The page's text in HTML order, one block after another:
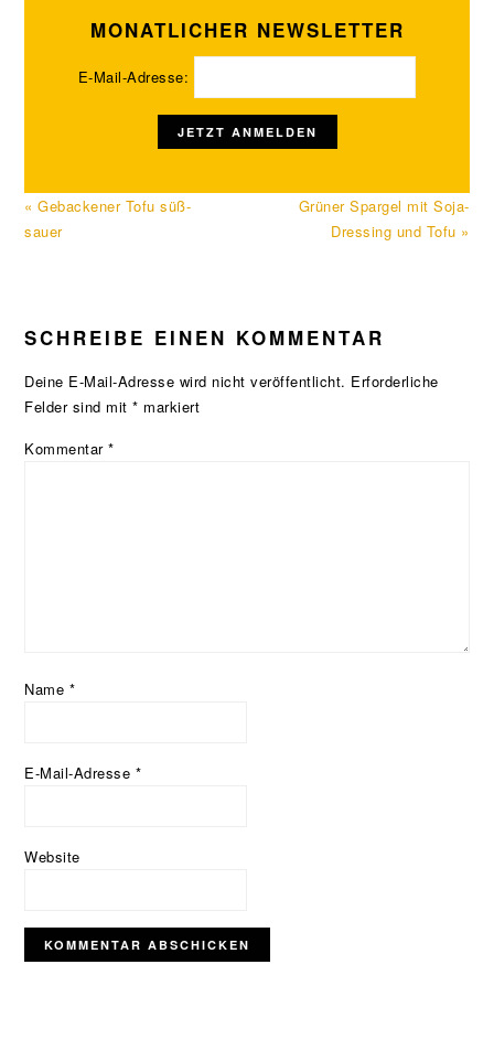
MONATLICHER NEWSLETTER
E-Mail-Adresse:
Vorheriger
Beitrag:
« Gebackener Tofu süß-
sauer
Nächster
Beitrag:
Grüner Spargel mit Soja-
Dressing und Tofu »
INTERAKTIONEN
SCHREIBE EINEN KOMMENTAR
Deine E-Mail-Adresse wird nicht veröffentlicht. Erforderliche
Felder sind mit* markiert
Kommentar*
Name *
E-Mail-Adresse *
Website